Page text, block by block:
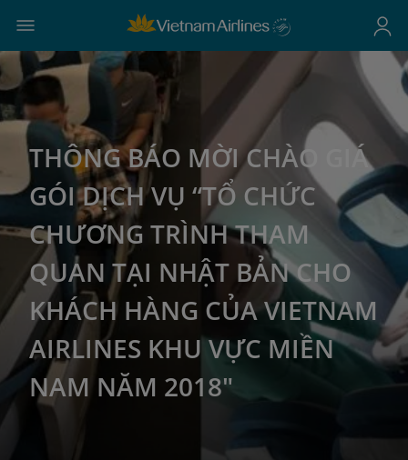
THÔNG BÁO MỜI CHÀO GIÁ
GÓI DỊCH VỤ “TỔ CHỨC
CHƯƠNG TRÌNH THAM
QUAN TẠI NHẬT BẢN CHO
KHÁCH HÀNG CỦA VIETNAM
AIRLINES KHU VỰC MIỀN
NAM NĂM 2018"